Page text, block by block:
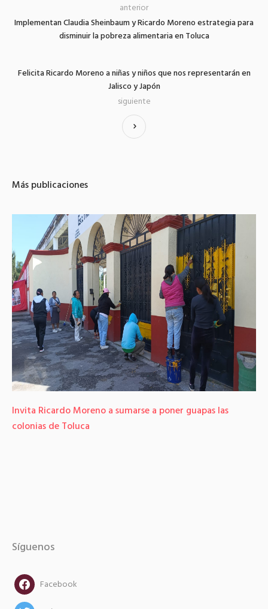
Implementan Claudia Sheinbaum y Ricardo Moreno estrategia para
disminuir la pobreza alimentaria en Toluca
anterior
Felicita Ricardo Moreno a niñas y niños que nos representarán en
Jalisco y Japón
siguiente
Más publicaciones
Invita Ricardo Moreno a sumarse a poner guapas las
colonias de Toluca
Síguenos
facebookFacebook